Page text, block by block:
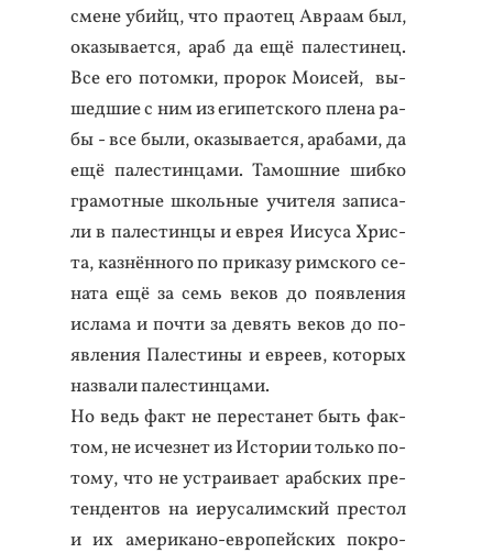
сме­не убийц, что пра­отец Ав­ра­ам был,
ока­зыва­ет­ся, араб да ещё па­лес­ти­нец.
Все его по­том­ки, про­рок Мо­исей, вы­
шед­шие с ним из еги­пет­ско­го пле­на ра­
бы - все бы­ли, ока­зыва­ет­ся, ара­бами, да
ещё па­лес­тинца­ми. Та­мош­ние шиб­ко
гра­мот­ные школь­ные учи­теля за­писа­
ли в па­лес­тинцы и ев­рея И­ису­са Хрис­
та, каз­нённо­го по при­казу рим­ско­го се­
ната ещё за семь ве­ков до по­яв­ле­ния
ис­ла­ма и поч­ти за де­вять ве­ков до по­
яв­ле­ния Па­лес­ти­ны и ев­ре­ев, ко­торых
наз­ва­ли па­лес­тинца­ми.
Но ведь факт не пе­рес­та­нет быть фак­
том, не ис­чезнет из Ис­то­рии толь­ко по­
тому, что не ус­тра­ива­ет араб­ских пре­
тен­дентов на и­еру­салим­ский прес­тол
и их аме­рика­но-ев­ро­пей­ских пок­ро­